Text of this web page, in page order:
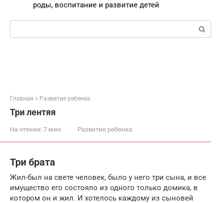
роды, воспитание и развитие детей
Поиск:
Главная » Развитие ребенка
Три лентяя
На чтение: 7 мин Развитие ребенка
Три брата
Жил-был на свете человек, было у него три сына, и все
имущество его состояло из одного только домика, в
котором он и жил. И хотелось каждому из сыновей